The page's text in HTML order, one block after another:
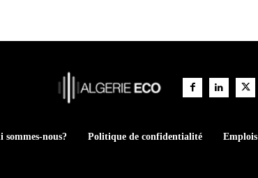
sommes-nous? Politique de confidentialité Emplois